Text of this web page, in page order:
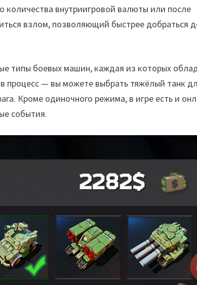
количества внутриигровой валюты или после
взлом, позволяющий быстрее добраться
типы боевых машин, каждая из которых
процесс — вы можете выбрать тяжёлый танк
Кроме одиночного режима, в игре есть и
события.